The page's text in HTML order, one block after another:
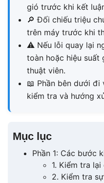
gió trước khi kết
🔎 Đối chiếu triệu
trên máy trước khi
⚠ Nếu lỗi quay lại
toàn hoặc hiệu suất
thuật viên.
📖 Phần bên dưới đi
kiểm tra và hướng
Mục lục
Phần 1: Các bước
1. Kiểm tra
2. Kiểm tra